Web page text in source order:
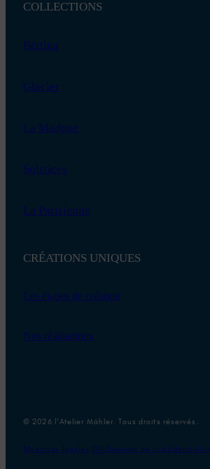
COLLECTIONS
Bettina
Glacier
La Madone
Solstices
La Parisienne
CRÉATIONS UNIQUES
Les étapes de création
Nos réalisations
© 2026 l’Atelier Mähler. Tous droits réservés.
Mentions légales Déclaration de confidentialité